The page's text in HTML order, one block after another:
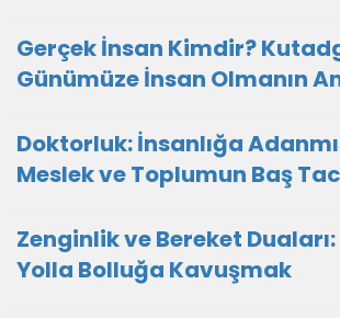
Gerçek İnsan Kimdir?
Günümüze İnsan Olmanın
Doktorluk: İnsanlığa
Meslek ve Toplumun Baş
Zenginlik ve Bereket
Yolla Bolluğa Kavuşmak